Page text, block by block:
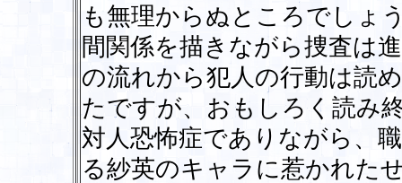
も無理からぬところでしょ
間関係を描きながら捜査は
の流れから犯人の行動は読
たですが、おもしろく読み
対人恐怖症でありながら、
る紗英のキャラに惹かれた